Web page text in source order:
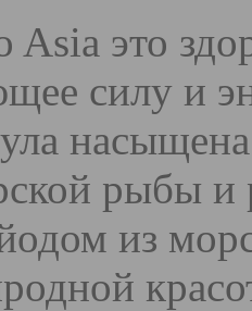
это
силу и
рыбы и
из